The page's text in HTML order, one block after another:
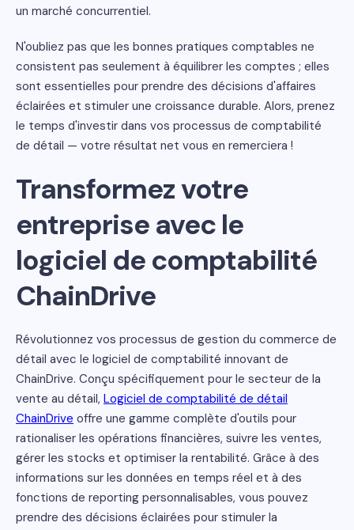
un marché concurrentiel.
N'oubliez pas que les bonnes pratiques comptables ne
consistent pas seulement à équilibrer les comptes ; elles
sont essentielles pour prendre des décisions d'affaires
éclairées et stimuler une croissance durable. Alors, prenez
le temps d'investir dans vos processus de comptabilité
de détail — votre résultat net vous en remerciera !
Transformez votre
entreprise avec le
logiciel de comptabilité
ChainDrive
Révolutionnez vos processus de gestion du commerce de
détail avec le logiciel de comptabilité innovant de
ChainDrive. Conçu spécifiquement pour le secteur de la
vente au détail, Logiciel de comptabilité de détail
ChainDrive offre une gamme complète d'outils pour
rationaliser les opérations financières, suivre les ventes,
gérer les stocks et optimiser la rentabilité. Grâce à des
informations sur les données en temps réel et à des
fonctions de reporting personnalisables, vous pouvez
prendre des décisions éclairées pour stimuler la